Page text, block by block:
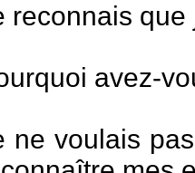
reconnais
avez-
ne voulais